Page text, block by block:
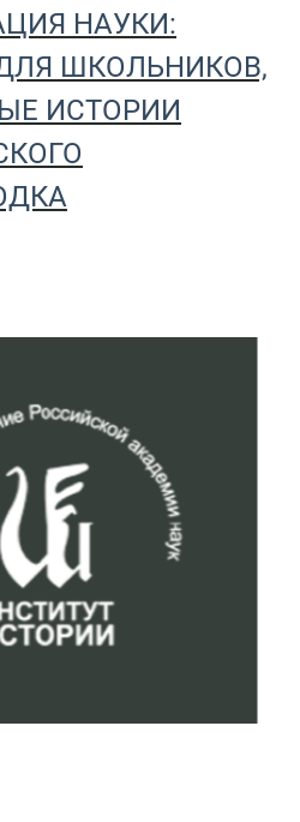
НАУКИ:
ШКОЛЬНИКОВ,
ИСТОРИИ